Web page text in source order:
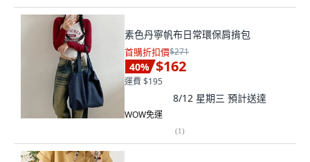
素色丹寧帆布日常環保肩揹包
首購折扣價$271
40% $162
運費 $195
8/12 星期三 預計送達
WOW免運
(1)